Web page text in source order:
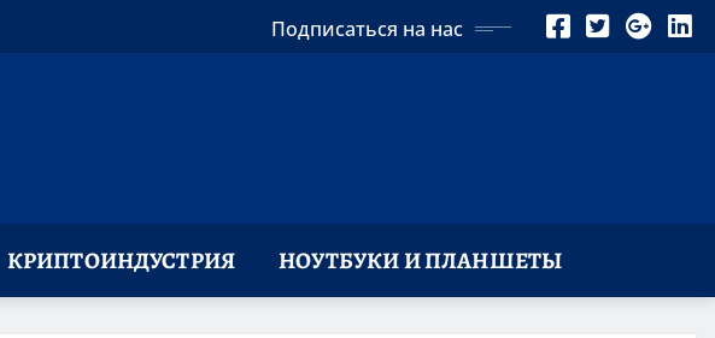
Подписаться на нас
КРИПТОИНДУСТРИЯ НОУТБУКИ И ПЛАНШЕТЫ